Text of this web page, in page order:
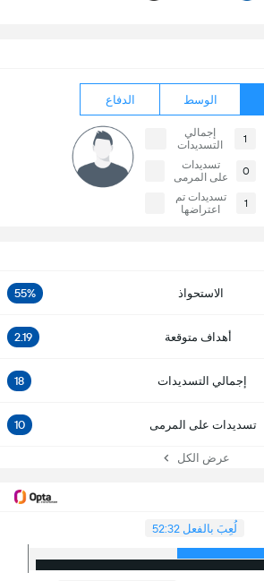
الوسط الدفاع
1
إجمالي
التسديدات
0
تسديدات
على المرمى
1
تسديدات تم
اعتراضها
الاستحواذ 55%
أهداف متوقعة 2.19
إجمالي التسديدات 18
تسديدات على المرمى 10
عرض الكل
لُعِبَ بالفعل 52:32